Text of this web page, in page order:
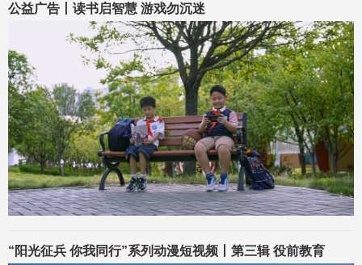
公益广告丨读书启智慧 游戏勿沉迷
“阳光征兵 你我同行”系列动漫短视频丨第三辑 役前教育